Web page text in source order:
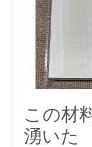
この材
湧いた